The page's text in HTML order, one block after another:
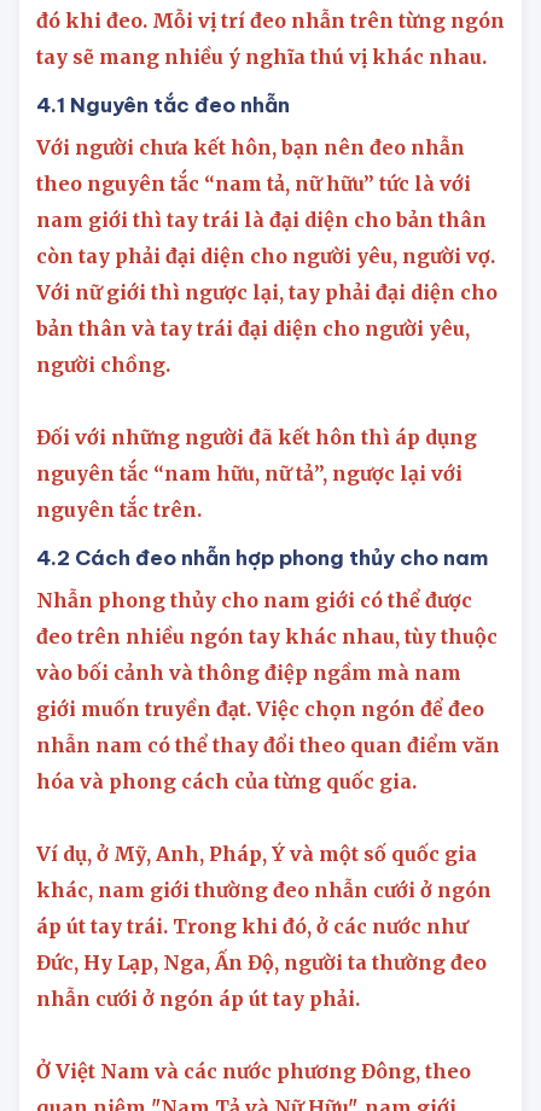
đó khi đeo. Mỗi vị trí đeo nhẫn trên từng ngón
tay sẽ mang nhiều ý nghĩa thú vị khác nhau.
4.1 Nguyên tắc đeo nhẫn
Với người chưa kết hôn, bạn nên đeo nhẫn
theo nguyên tắc “nam tả, nữ hữu” tức là với
nam giới thì tay trái là đại diện cho bản thân
còn tay phải đại diện cho người yêu, người vợ.
Với nữ giới thì ngược lại, tay phải đại diện cho
bản thân và tay trái đại diện cho người yêu,
người chồng.
Đối với những người đã kết hôn thì áp dụng
nguyên tắc “nam hữu, nữ tả”, ngược lại với
nguyên tắc trên.
4.2 Cách đeo nhẫn hợp phong thủy cho nam
Nhẫn phong thủy cho nam giới có thể được
đeo trên nhiều ngón tay khác nhau, tùy thuộc
vào bối cảnh và thông điệp ngầm mà nam
giới muốn truyền đạt. Việc chọn ngón để đeo
nhẫn nam có thể thay đổi theo quan điểm văn
hóa và phong cách của từng quốc gia.
Ví dụ, ở Mỹ, Anh, Pháp, Ý và một số quốc gia
khác, nam giới thường đeo nhẫn cưới ở ngón
áp út tay trái. Trong khi đó, ở các nước như
Đức, Hy Lạp, Nga, Ấn Độ, người ta thường đeo
nhẫn cưới ở ngón áp út tay phải.
Ở Việt Nam và các nước phương Đông, theo